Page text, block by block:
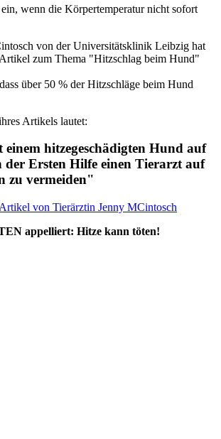
wenn die Körpertemperatur nicht sofort
von der Universitätsklinik Leibzig hat
zum Thema "Hitzschlag beim Hund"
über 50 % der Hitzschläge beim Hund
Artikels lautet:
einem hitzegeschädigten Hund auf
der Ersten Hilfe einen Tierarzt auf
zu vermeiden"
von Tierärztin Jenny MCintosch
appelliert: Hitze kann töten!